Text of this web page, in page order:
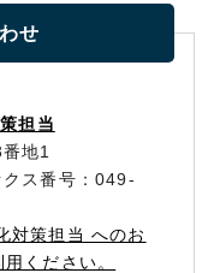
せ
担当
地1
ス番号：049-
対策担当 へのお
ください。